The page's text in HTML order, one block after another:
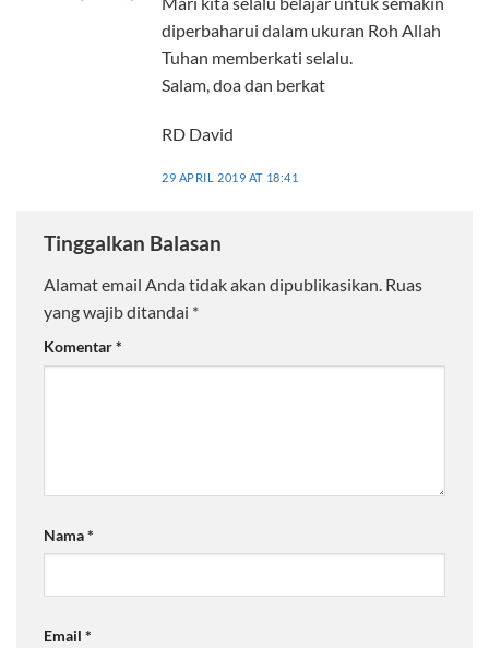
diperbaharui dalam ukuran Roh Allah
Tuhan memberkati selalu.
Salam, doa dan berkat
RD David
29 APRIL 2019 AT 18:41
Tinggalkan Balasan
Alamat email Anda tidak akan dipublikasikan. Ruas
yang wajib ditandai *
Komentar*
Nama*
Email *